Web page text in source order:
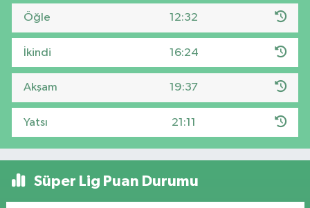
Öğle 12:32
İkindi 16:24
Akşam 19:37
Yatsı 21:11
Süper Lig Puan Durumu